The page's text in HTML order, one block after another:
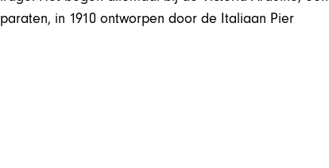
in 1910 ontworpen door de Italiaan Pier